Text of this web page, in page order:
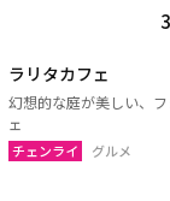
ラリタカフェ
幻想的な庭が美しい、
ェ
チェンライ グルメ